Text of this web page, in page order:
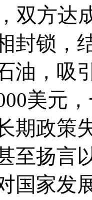
双方达
封锁，
油，吸
美元
期政策
至扬言
国家发